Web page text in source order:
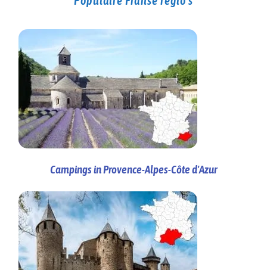
Campings in Provence-Alpes-Côte d'Azur